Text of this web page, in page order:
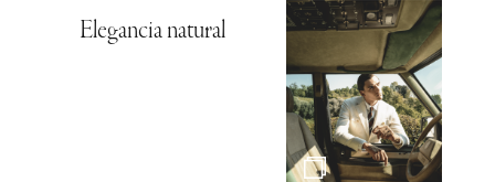
Elegancia natural